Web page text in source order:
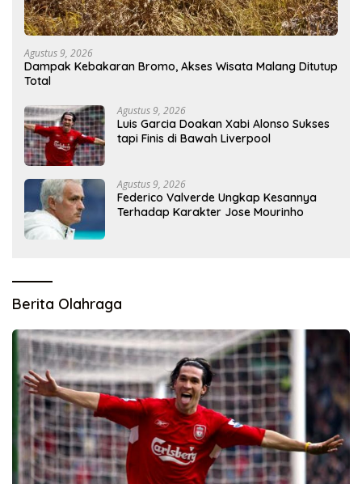
Agustus 9, 2026
Dampak Kebakaran Bromo, Akses Wisata Malang Ditutup
Total
Agustus 9, 2026
Luis Garcia Doakan Xabi Alonso Sukses
tapi Finis di Bawah Liverpool
Agustus 9, 2026
Federico Valverde Ungkap Kesannya
Terhadap Karakter Jose Mourinho
Berita Olahraga